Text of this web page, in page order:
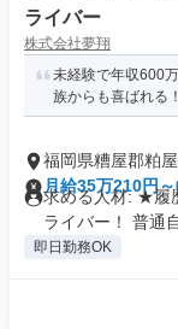
ライバー
株式会社夢翔
未経験で年収600
族からも喜ばれる
福岡県糟屋郡粕
月給35万210円
求める人材: ★履
ライバー！ 普通
即日勤務OK